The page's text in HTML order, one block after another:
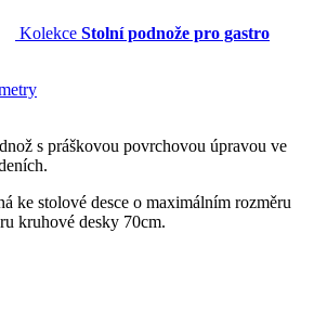
Kolekce Stolní podnože pro gastro
s práškovou povrchovou úpravou ve
ke stolové desce o maximálním rozměru
kruhové desky 70cm.